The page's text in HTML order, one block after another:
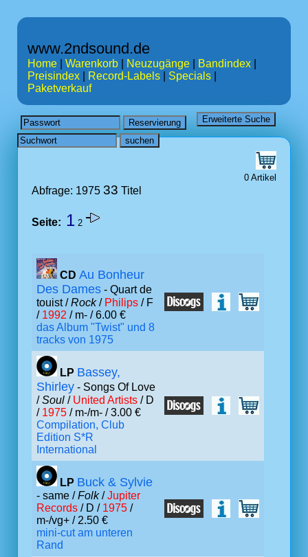
www.2ndsound.de
Home Warenkorb Neuzugänge Bandindex
Preisindex
Record-Labels Specials
Paketverkauf
0 Artikel
Abfrage: 1975 33 Titel
Seite: 1 2
CD Au Bonheur
Des Dames - Quart de
touist /Rock/ Philips / F
/ 1992 / m- / 6.00 €
das Album "Twist" und 8
tracks von 1975
LP Bassey,
Shirley - Songs Of Love
/Soul / United Artists / D
/ 1975 / m-/m- / 3.00 €
Compilation, Club
Edition S*R
International
LP Buck & Sylvie
- same /Folk/Jupiter
Records / D / 1975 /
m-/vg+ / 2.50 €
mini-cut am unteren
Rand